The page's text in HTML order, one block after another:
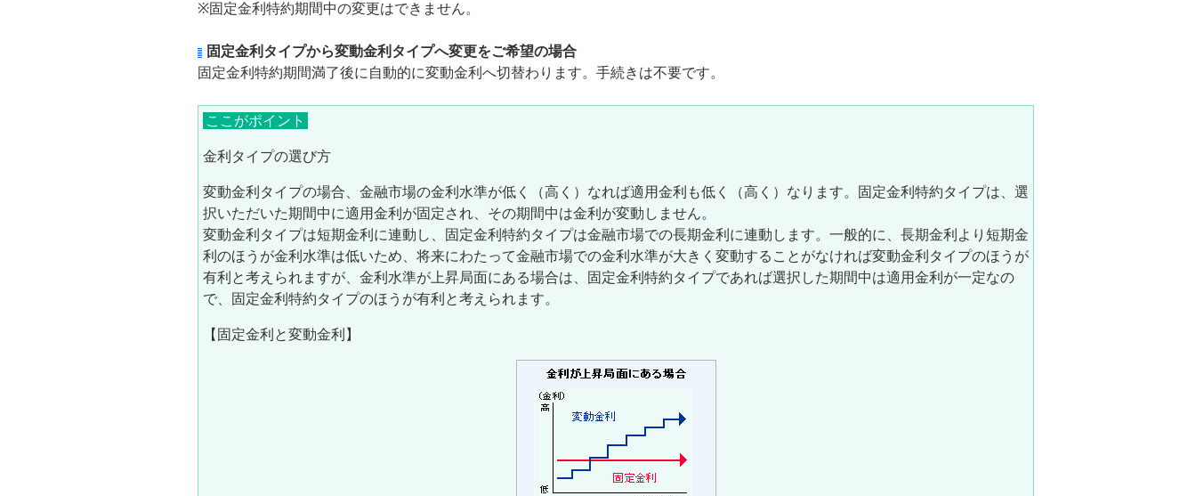
※固定金利特約期間中の変更はできません。
固定金利タイプから変動金利タイプへ変更をご希望の場合
固定金利特約期間満了後に自動的に変動金利へ切替わります。手続きは不要です。
ここがポイント
金利タイプの選び方
変動金利タイプの場合、金融市場の金利水準が低く（高く）なれば適用金利も低く（高く）なります。固定金利特約タイプは、選
択いただいた期間中に適用金利が固定され、その期間中は金利が変動しません。
変動金利タイプは短期金利に連動し、固定金利特約タイプは金融市場での長期金利に連動します。一般的に、長期金利より短期金
利のほうが金利水準は低いため、将来にわたって金融市場での金利水準が大きく変動することがなければ変動金利タイプのほうが
有利と考えられますが、金利水準が上昇局面にある場合は、固定金利特約タイプであれば選択した期間中は適用金利が一定なの
で、固定金利特約タイプのほうが有利と考えられます。
【固定金利と変動金利】